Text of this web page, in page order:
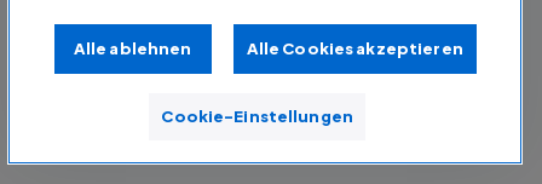
Alle ablehnen Alle Cookies akzeptieren
Cookie-Einstellungen